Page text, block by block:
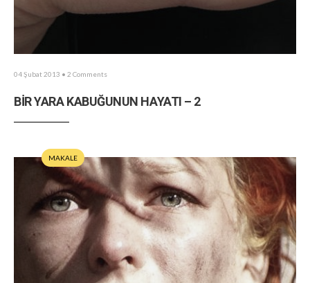
04 Şubat 2013 • 2 Comments
BİR YARA KABUĞUNUN HAYATI – 2
MAKALE